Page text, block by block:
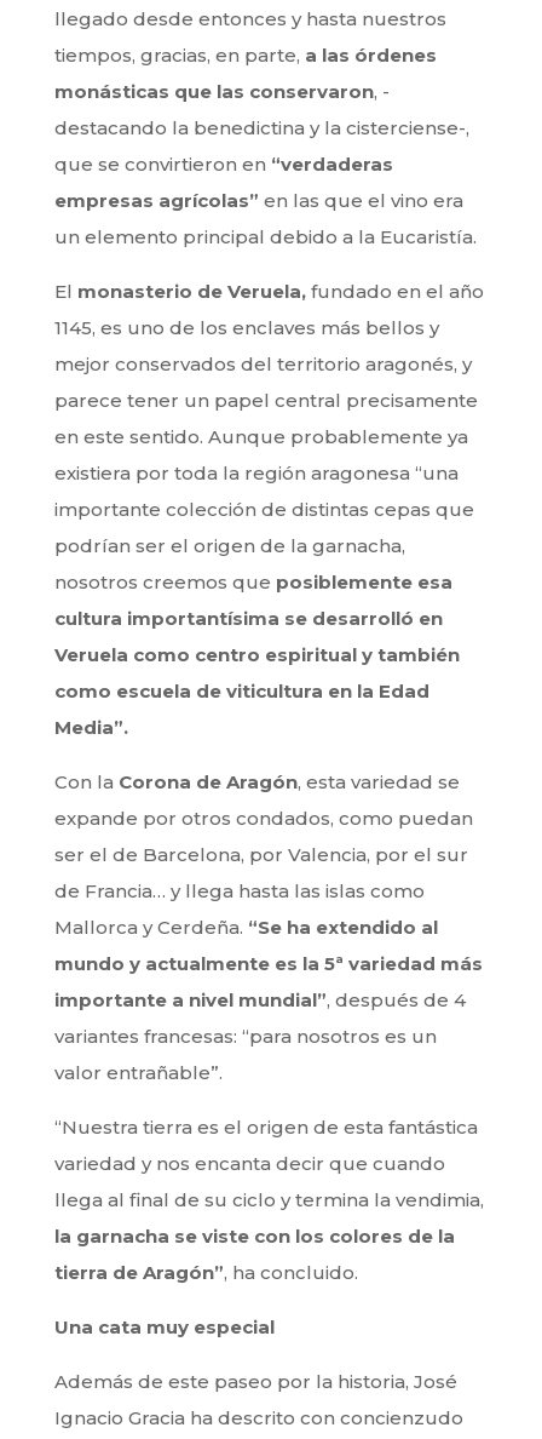
llegado desde entonces y hasta nuestros
tiempos, gracias, en parte, a las órdenes
monásticas que las conservaron, -
destacando la benedictina y la cisterciense-,
que se convirtieron en “verdaderas
empresas agrícolas” en las que el vino era
un elemento principal debido a la Eucaristía.
El monasterio de Veruela,fundado en el año
1145, es uno de los enclaves más bellos y
mejor conservados del territorio aragonés, y
parece tener un papel central precisamente
en este sentido. Aunque probablemente ya
existiera por toda la región aragonesa “una
importante colección de distintas cepas que
podrían ser el origen de la garnacha,
nosotros creemos que posiblemente esa
cultura importantísima se desarrolló en
Veruela como centro espiritual y también
como escuela de viticultura en la Edad
Media”.
Con la Corona de Aragón, esta variedad se
expande por otros condados, como puedan
ser el de Barcelona, por Valencia, por el sur
de Francia… y llega hasta las islas como
Mallorca y Cerdeña. “Se ha extendido al
mundo y actualmente es la 5ª variedad más
importante a nivel mundial”, después de 4
variantes francesas: “para nosotros es un
valor entrañable”.
“Nuestra tierra es el origen de esta fantástica
variedad y nos encanta decir que cuando
llega al final de su ciclo y termina la vendimia,
la garnacha se viste con los colores de la
tierra de Aragón”, ha concluido.
Una cata muy especial
Además de este paseo por la historia, José
Ignacio Gracia ha descrito con concienzudo